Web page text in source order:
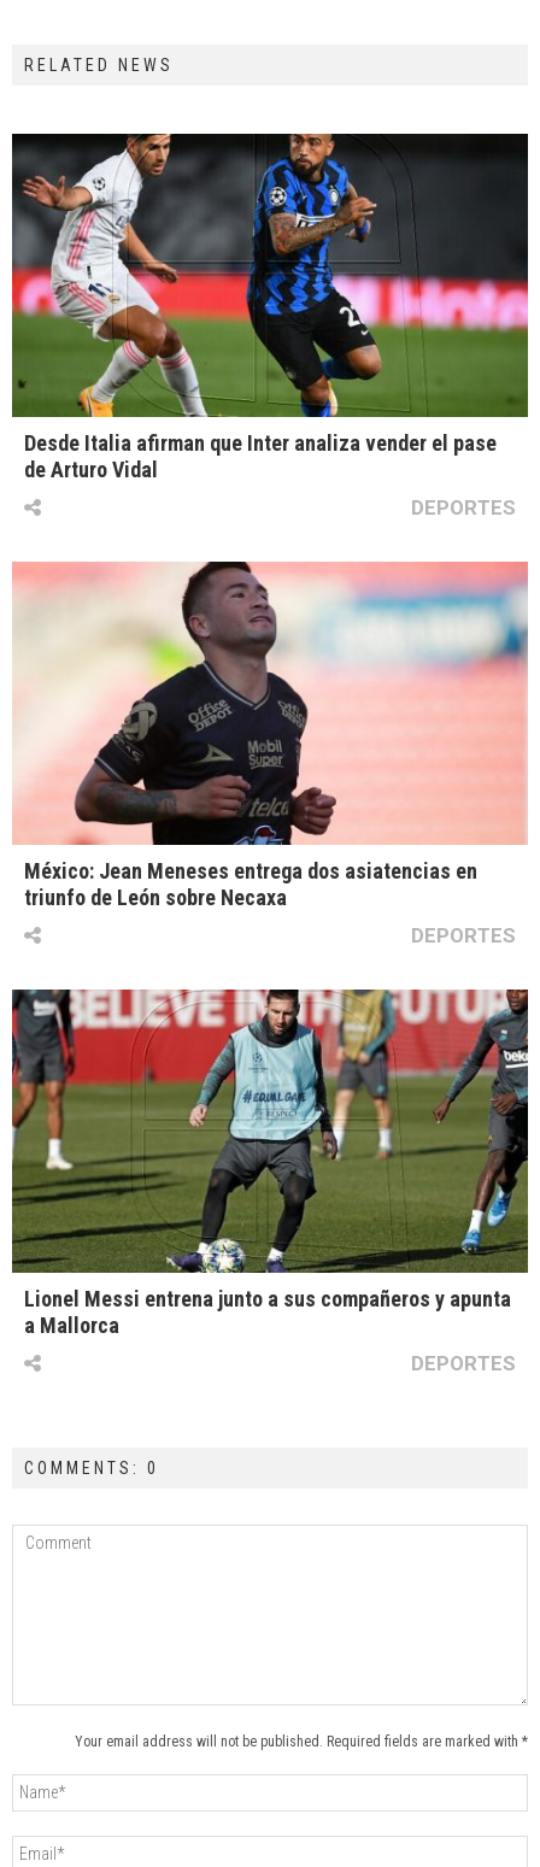
RELATED NEWS
Desde Italia afirman que Inter analiza vender el pase
de Arturo Vidal
DEPORTES
México: Jean Meneses entrega dos asiatencias en
triunfo de León sobre Necaxa
DEPORTES
Lionel Messi entrena junto a sus compañeros y apunta
a Mallorca
DEPORTES
COMMENTS: 0
Your email address will not be published. Required fields are marked with *